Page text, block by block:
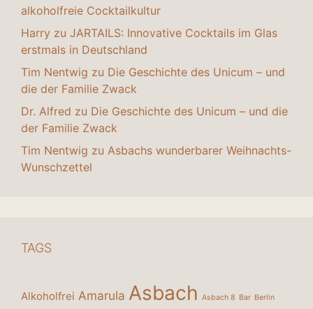
alkoholfreie Cocktailkultur
Harry zu JARTAILS: Innovative Cocktails im Glas
erstmals in Deutschland
Tim Nentwig zu Die Geschichte des Unicum – und
die der Familie Zwack
Dr. Alfred zu Die Geschichte des Unicum – und die
der Familie Zwack
Tim Nentwig zu Asbachs wunderbarer Weihnachts-
Wunschzettel
TAGS
Alkoholfrei Amarula Asbach Asbach 8 Bar Berlin